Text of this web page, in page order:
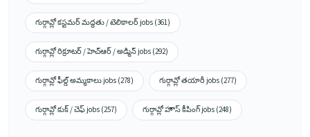
గుర్గావ్లో కస్టమర్ మద్దతు / టెలికాలర్ jobs (361)
గుర్గావ్లో రిక్రూటర్ / హెచ్ఆర్ / అడ్మిన్ jobs (292)
గుర్గావ్లో ఫీల్డ్ అమ్మకాలు jobs (278) గుర్గావ్లో తయారీ jobs (277)
గుర్గావ్లో కుక్ / చెఫ్ jobs (257) గుర్గావ్లో హౌస్ కీపింగ్ jobs (248)